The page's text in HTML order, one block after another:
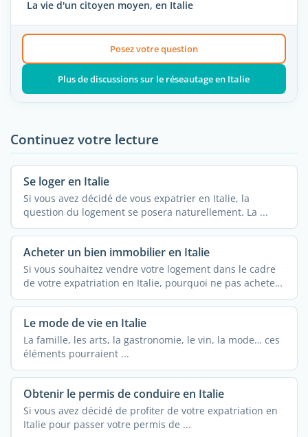
La vie d'un citoyen moyen, en Italie
Posez votre question
Plus de discussions sur le réseautage en Italie
Continuez votre lecture
Se loger en Italie
Si vous avez décidé de vous expatrier en Italie, la
question du logement se posera naturellement. La ...
Acheter un bien immobilier en Italie
Si vous souhaitez vendre votre logement dans le cadre
de votre expatriation en Italie, pourquoi ne pas acheter
de ...
Le mode de vie en Italie
La famille, les arts, la gastronomie, le vin, la mode… ces
éléments pourraient ...
Obtenir le permis de conduire en Italie
Si vous avez décidé de profiter de votre expatriation en
Italie pour passer votre permis de ...